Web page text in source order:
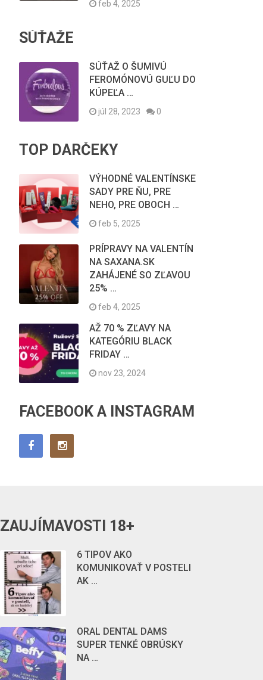
feb 4, 2025
SÚŤAŽE
SÚŤAŽ O ŠUMIVÚ
FEROMÓNOVÚ GUĽU DO
KÚPEĽA …
júl 28, 2023 0
TOP DARČEKY
VÝHODNÉ VALENTÍNSKE
SADY PRE ŇU, PRE
NEHO, PRE OBOCH …
feb 5, 2025
PRÍPRAVY NA VALENTÍN
NA SAXANA.SK
ZAHÁJENÉ SO ZĽAVOU
25% …
feb 4, 2025
AŽ 70 % ZĽAVY NA
KATEGÓRIU BLACK
FRIDAY …
nov 23, 2024
FACEBOOK A INSTAGRAM
ZAUJÍMAVOSTI 18+
6 TIPOV AKO
KOMUNIKOVAŤ V POSTELI
AK …
ORAL DENTAL DAMS
SUPER TENKÉ OBRÚSKY
NA …